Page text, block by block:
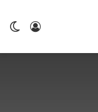
تسجيل